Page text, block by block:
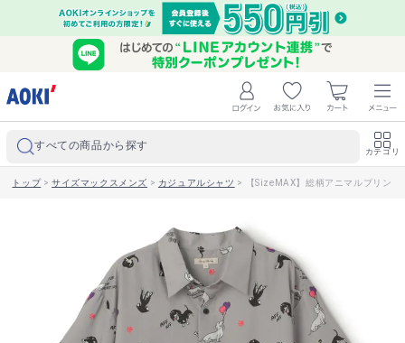
すべての商品から探す カテゴリ
トップ>サイズマックスメンズ > カジュアルシャツ > 【SizeMAX】総柄アニマルプリント